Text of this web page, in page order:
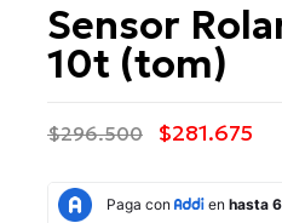
Sensor
10t (tom)
$296.500 $281.675